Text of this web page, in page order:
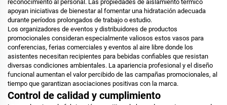
reconocimiento al personal. Las propiedades de aislamiento térmico
apoyan iniciativas de bienestar al fomentar una hidratación adecuada
durante períodos prolongados de trabajo o estudio.
Los organizadores de eventos y distribuidores de productos
promocionales consideran especialmente valiosos estos vasos para
conferencias, ferias comerciales y eventos al aire libre donde los
asistentes necesitan recipientes para bebidas confiables que resistan
diversas condiciones ambientales. La apariencia profesional y el diseño
funcional aumentan el valor percibido de las campañas promocionales, al
tiempo que garantizan asociaciones positivas con la marca.
Control de calidad y cumplimiento